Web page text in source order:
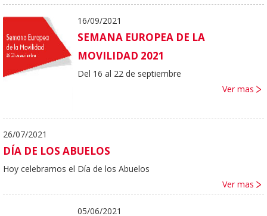
16/09/2021
SEMANA EUROPEA DE LA
MOVILIDAD 2021
Del 16 al 22 de septiembre
Ver mas
26/07/2021
DÍA DE LOS ABUELOS
Hoy celebramos el Día de los Abuelos
Ver mas
05/06/2021